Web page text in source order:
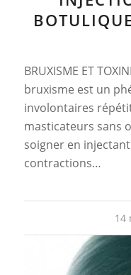
BRUXISME ET
bruxisme est un
involontaires
masticateurs sans
soigner en
contractions…
14